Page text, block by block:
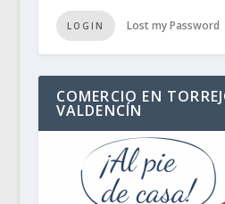
LOGIN Lost my Password
COMERCIO EN
VALDENCÍN